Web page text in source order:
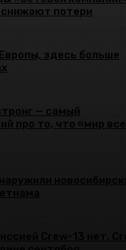
потери
здесь больше
— самый
про то, что «мир